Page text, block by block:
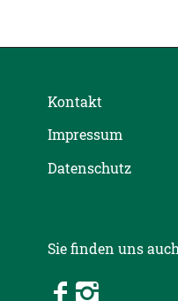
Kontakt
Impressum
Datenschutz
Sie finden uns